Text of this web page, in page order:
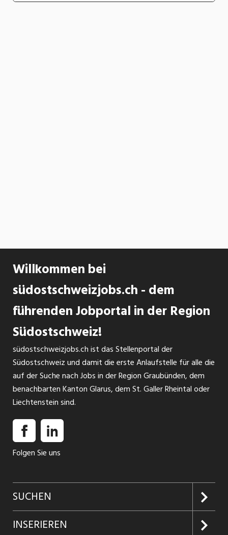
Willkommen bei
südostschweizjobs.ch - dem
führenden Jobportal in der Region
Südostschweiz!
südostschweizjobs.ch ist das Stellenportal der
Südostschweiz und damit die erste Anlaufstelle für alle die
auf der Suche nach Jobs in der Region Graubünden, dem
benachbarten Kanton Glarus, dem St. Galler Rheintal oder
Liechtenstein sind.
Folgen Sie uns
SUCHEN
Jobs suchen
INSERIEREN